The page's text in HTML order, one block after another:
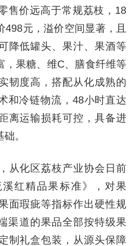
售价远高于常规荔枝，18
498元，溢价空间显著，且
降低罐头、果汁、果酒等
，果糖、维C、膳食纤维等
韧度高，搭配从化成熟的
和冷链物流，48小时直达
离运输损耗可控，具备进
。
化区荔枝产业协会日前
红精品果标准》，对果
面瑕疵等指标作出硬性规
渠道的果品全部按特级果
制礼盒包装，从源头保障